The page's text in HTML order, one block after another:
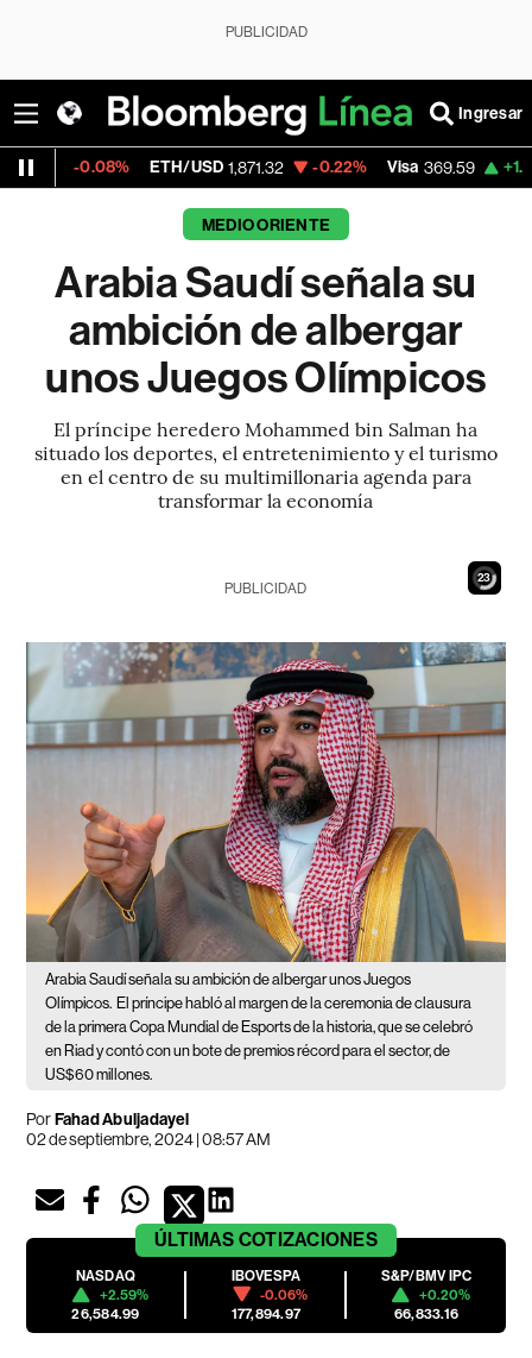
PUBLICIDAD
Ingresar
ETH/USD 1,871.32 -0.22% Visa 369.59 +1.07%
MEDIO ORIENTE
Arabia Saudí señala su
ambición de albergar
unos Juegos Olímpicos
El príncipe heredero Mohammed bin Salman ha
situado los deportes, el entretenimiento y el turismo
en el centro de su multimillonaria agenda para
transformar la economía
22
PUBLICIDAD
Arabia Saudí señala su ambición de albergar unos Juegos
Olímpicos. El príncipe habló al margen de la ceremonia de clausura
de la primera Copa Mundial de Esports de la historia, que se celebró
en Riad y contó con un bote de premios récord para el sector, de
US$60 millones.
PorFahad Abuljadayel
02 de septiembre, 2024 | 08:57 AM
ÚLTIMAS COTIZACIONES
NASDAQ
+2.59%
26,584.99
IBOVESPA
-0.06%
177,894.97
S&P/BMV IPC
+0.20%
66,833.16